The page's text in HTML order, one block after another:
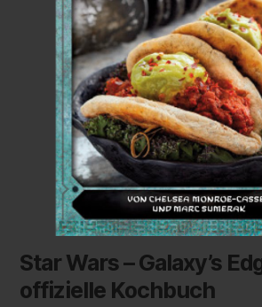
Star Wars – Galaxy’s
offizielle Kochbuch